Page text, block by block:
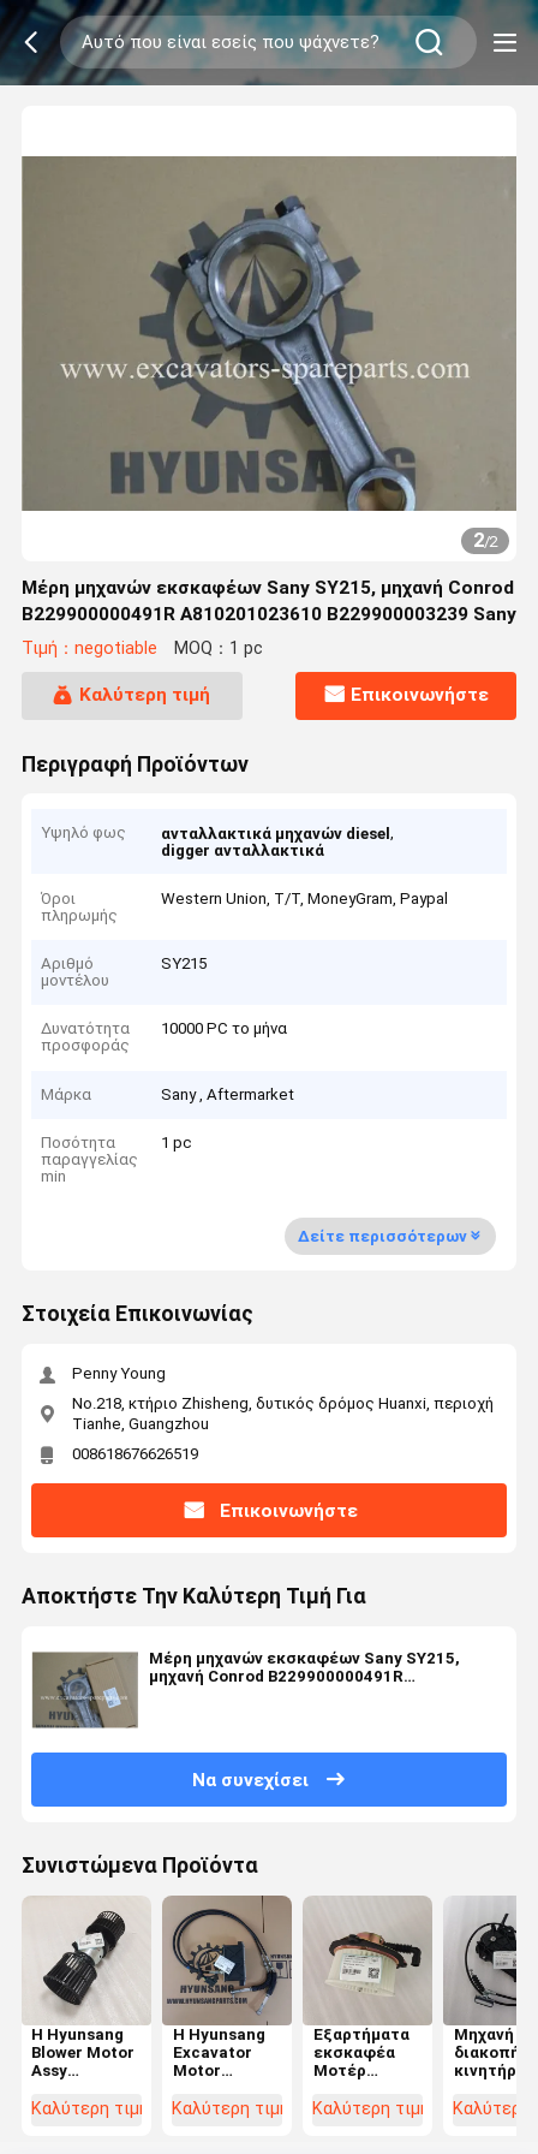
2/2
Μέρη μηχανών εκσκαφέων Sany SY215, μηχανή Conrod
B229900000491R A810201023610 B229900003239 Sany
Τιμή：negotiable MOQ：1 pc
Καλύτερη τιμή Επικοινωνήστε
Περιγραφή Προϊόντων
Υψηλό φως ανταλλακτικά μηχανών diesel,
digger ανταλλακτικά
Όροι
πληρωμής
Western Union, T/T, MoneyGram, Paypal
Αριθμό
μοντέλου
SY215
Δυνατότητα
προσφοράς
10000 PC το μήνα
Μάρκα Sany , Aftermarket
Ποσότητα
παραγγελίας
min
1 pc
Δείτε περισσότερων
Στοιχεία Επικοινωνίας
Penny Young
No.218, κτήριο Zhisheng, δυτικός δρόμος Huanxi, περιοχή
Tianhe, Guangzhou
008618676626519
Επικοινωνήστε
Αποκτήστε Την Καλύτερη Τιμή Για
Μέρη μηχανών εκσκαφέων Sany SY215,
μηχανή Conrod B229900000491R
Να συνεχίσει
Συνιστώμενα Προϊόντα
Η Hyunsang
Blower Motor
Assy
10970
Καλύτερη τιμή
Η Hyunsang
Excavator
Motor
Motor 247-
Καλύτερη τιμή
Εξαρτήματα
εκσκαφέα
Μοτέρ
56500-40180
Καλύτερη τιμή
Μηχανή
διακοπής
κινητήρα
25239016
Καλύτερη